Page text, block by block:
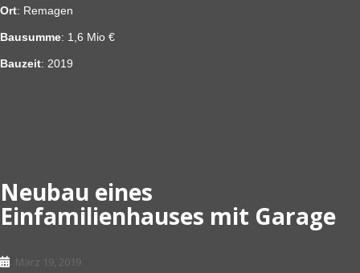
Ort: Remagen
Bausumme: 1,6 Mio €
Bauzeit: 2019
Neubau eines
Einfamilienhauses mit Garage
März 19, 2019